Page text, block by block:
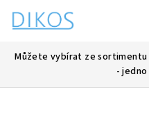
obsah
Můžete vybírat ze sortimentu
-